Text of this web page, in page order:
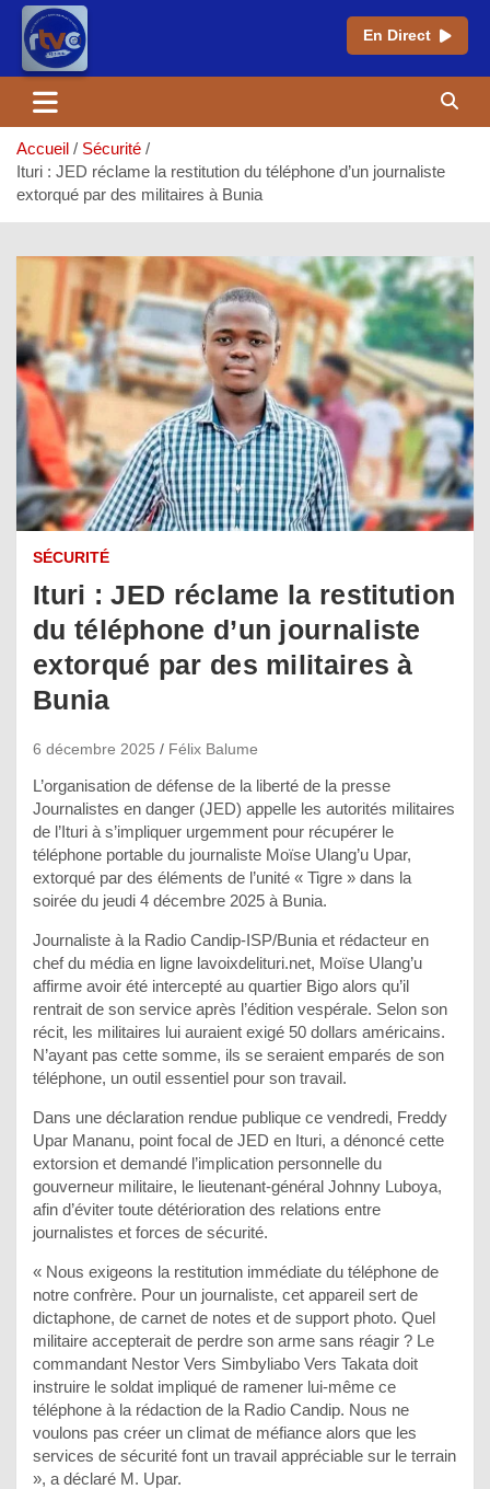
En Direct
contenu
Accueil
Sécurité
Ituri : JED réclame la restitution du téléphone d’un journaliste
extorqué par des militaires à Bunia
SÉCURITÉ
Ituri : JED réclame la restitution
du téléphone d’un journaliste
extorqué par des militaires à
Bunia
6 décembre 2025 Félix Balume
L’organisation de défense de la liberté de la presse
Journalistes en danger (JED) appelle les autorités militaires
de l’Ituri à s’impliquer urgemment pour récupérer le
téléphone portable du journaliste Moïse Ulang’u Upar,
extorqué par des éléments de l’unité « Tigre » dans la
soirée du jeudi 4 décembre 2025 à Bunia.
Journaliste à la Radio Candip-ISP/Bunia et rédacteur en
chef du média en ligne lavoixdelituri.net, Moïse Ulang’u
affirme avoir été intercepté au quartier Bigo alors qu’il
rentrait de son service après l’édition vespérale. Selon son
récit, les militaires lui auraient exigé 50 dollars américains.
N’ayant pas cette somme, ils se seraient emparés de son
téléphone, un outil essentiel pour son travail.
Dans une déclaration rendue publique ce vendredi, Freddy
Upar Mananu, point focal de JED en Ituri, a dénoncé cette
extorsion et demandé l’implication personnelle du
gouverneur militaire, le lieutenant-général Johnny Luboya,
afin d’éviter toute détérioration des relations entre
journalistes et forces de sécurité.
« Nous exigeons la restitution immédiate du téléphone de
notre confrère. Pour un journaliste, cet appareil sert de
dictaphone, de carnet de notes et de support photo. Quel
militaire accepterait de perdre son arme sans réagir ? Le
commandant Nestor Vers Simbyliabo Vers Takata doit
instruire le soldat impliqué de ramener lui-même ce
téléphone à la rédaction de la Radio Candip. Nous ne
voulons pas créer un climat de méfiance alors que les
services de sécurité font un travail appréciable sur le terrain
», a déclaré M. Upar.